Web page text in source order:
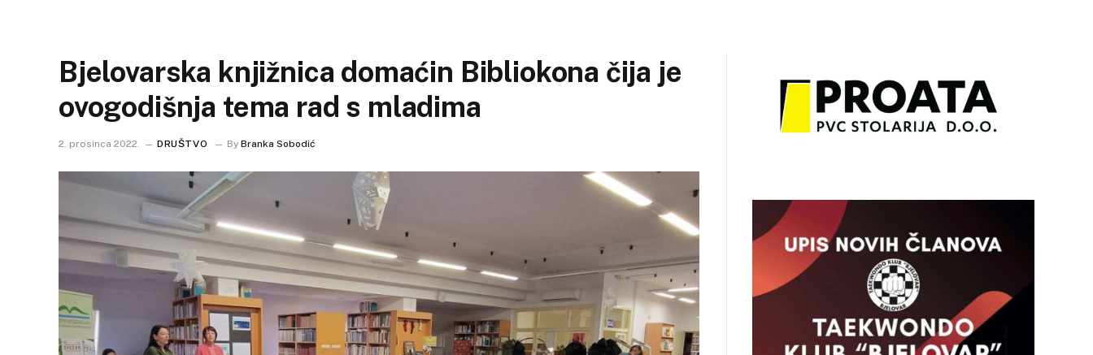
Bjelovarska knjižnica domaćin Bibliokona čija je
ovogodišnja tema rad s mladima
2. prosinca 2022. DRUŠTVO By Branka Sobodić